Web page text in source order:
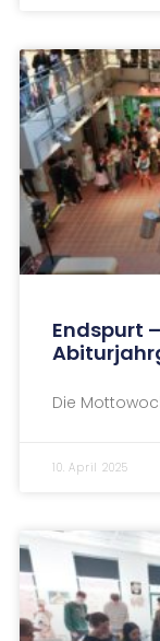
Endspurt
Die
10. April 2025